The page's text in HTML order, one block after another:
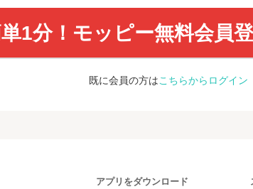
1分！モッピー無料会員
既に会員の方はこちらからログイン
アプリをダウンロード